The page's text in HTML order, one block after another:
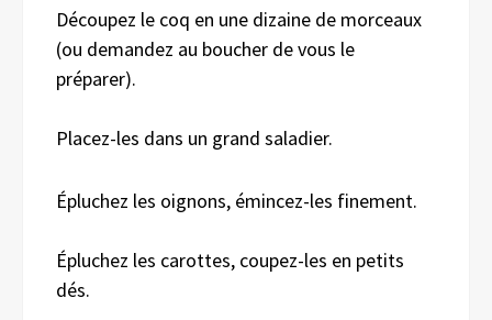
Découpez le coq en une dizaine de morceaux
(ou demandez au boucher de vous le
préparer).
Placez-les dans un grand saladier.
Épluchez les oignons, émincez-les finement.
Épluchez les carottes, coupez-les en petits
dés.